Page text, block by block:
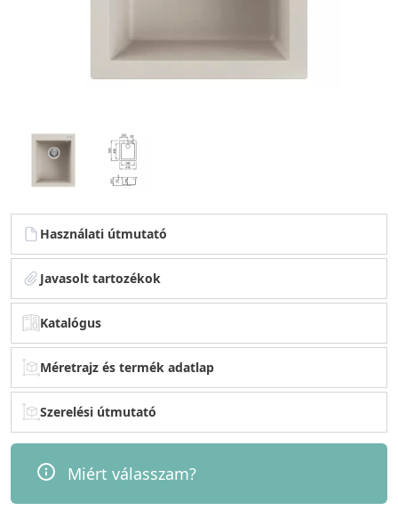
Használati útmutató
Javasolt tartozékok
Katalógus
Méretrajz és termék adatlap
Szerelési útmutató
Miért válasszam?